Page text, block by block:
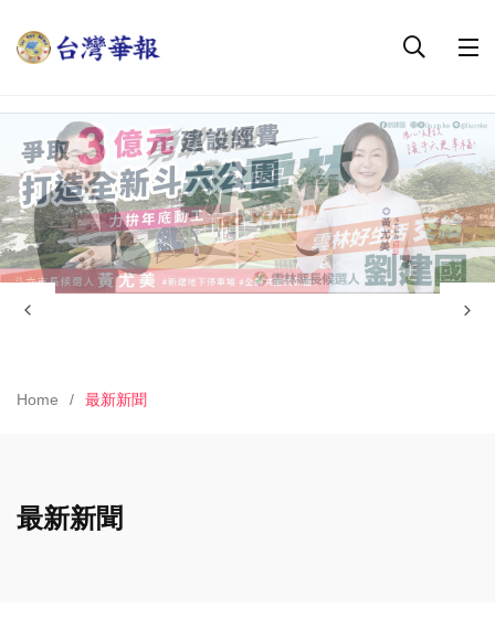
Home 最新新聞
最新新聞